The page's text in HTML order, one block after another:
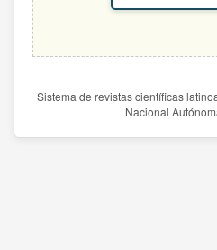
Sistema de revistas científicas
Nacional